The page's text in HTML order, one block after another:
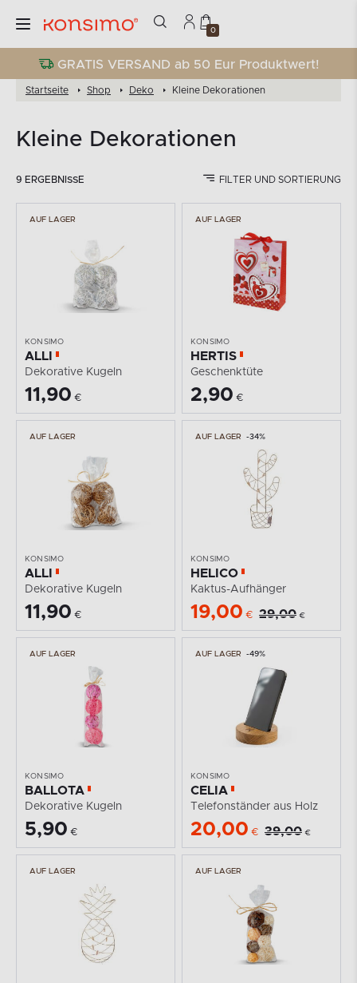
0
GRATIS VERSAND ab 50 Eur Produktwert!
Startseite Shop Deko Kleine Dekorationen
Kleine Dekorationen
9 ERGEBNISSE FILTER UND SORTIERUNG
AUF LAGER
KONSIMO
ALLI
Dekorative Kugeln
11,90 €
AUF LAGER
KONSIMO
HERTIS
Geschenktüte
2,90 €
AUF LAGER
KONSIMO
ALLI
Dekorative Kugeln
11,90 €
AUF LAGER -34%
KONSIMO
HELICO
Kaktus-Aufhänger
19,00 € 29,00 €
AUF LAGER
KONSIMO
BALLOTA
Dekorative Kugeln
5,90 €
AUF LAGER -49%
KONSIMO
CELIA
Telefonständer aus Holz
20,00 € 39,00 €
AUF LAGER AUF LAGER